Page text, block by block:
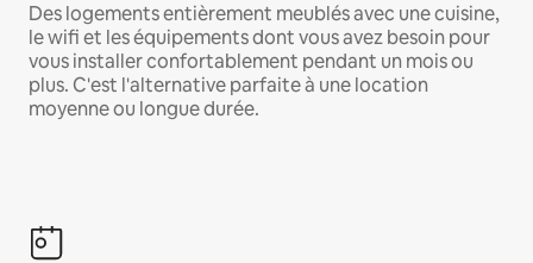
Des logements entièrement meublés avec une cuisine,
le wifi et les équipements dont vous avez besoin pour
vous installer confortablement pendant un mois ou
plus. C'est l'alternative parfaite à une location
moyenne ou longue durée.